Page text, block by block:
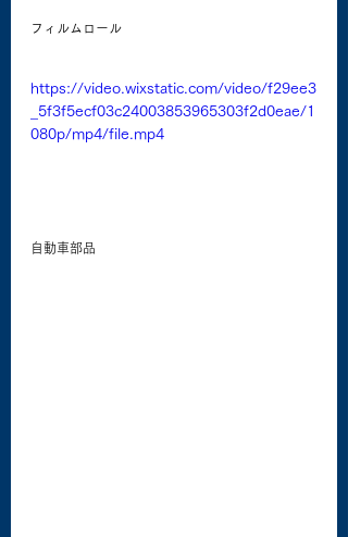
フィルムロール
https://video.wixstatic.com/video/f29ee3
_5f3f5ecf03c24003853965303f2d0eae/1
080p/mp4/file.mp4
自動車部品